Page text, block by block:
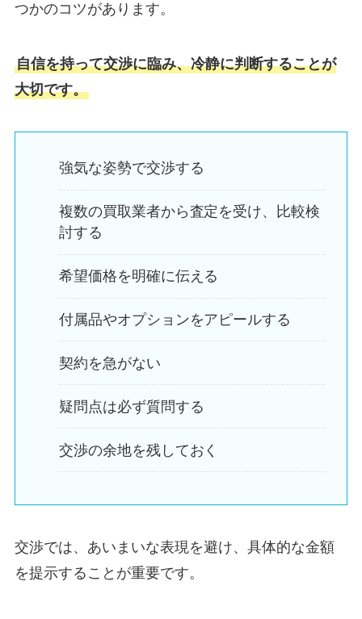
つかのコツがあります。
自信を持って交渉に臨み、冷静に判断することが
大切です。
強気な姿勢で交渉する
複数の買取業者から査定を受け、比較検
討する
希望価格を明確に伝える
付属品やオプションをアピールする
契約を急がない
疑問点は必ず質問する
交渉の余地を残しておく
交渉では、あいまいな表現を避け、具体的な金額
を提示することが重要です。